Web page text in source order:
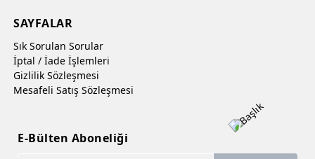
SAYFALAR
Sık Sorulan Sorular
İptal / İade İşlemleri
Gizlilik Sözleşmesi
Mesafeli Satış Sözleşmesi
E-Bülten Aboneliği